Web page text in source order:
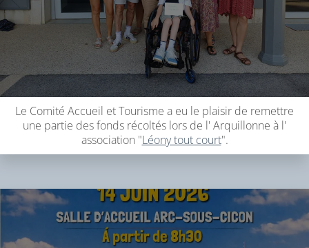
Le Comité Accueil et Tourisme a eu le plaisir de remettre
une partie des fonds récoltés lors de l' Arquillonne à l'
association "Léony tout court".